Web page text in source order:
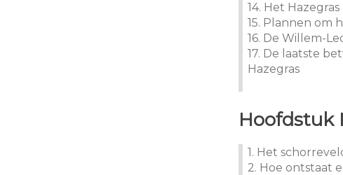
14. Het
15. Plannen om
16. De Willem-
17. De laatste
Hazegras
Hoofdstuk
1. Het
2. Hoe ontstaat